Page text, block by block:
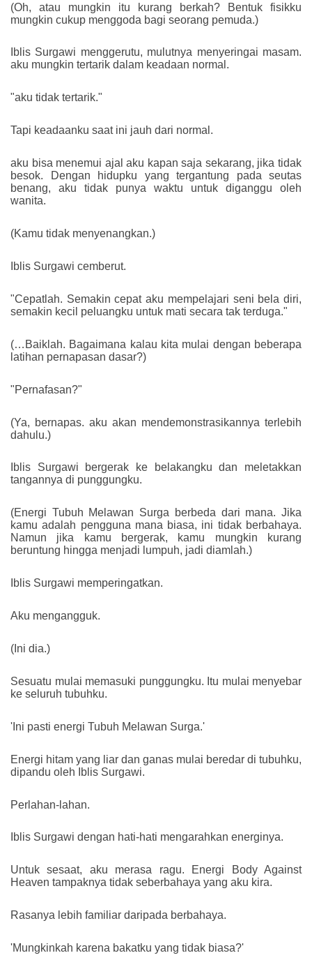
(Oh, atau mungkin itu kurang berkah? Bentuk fisikku
mungkin cukup menggoda bagi seorang pemuda.)
Iblis Surgawi menggerutu, mulutnya menyeringai masam.
aku mungkin tertarik dalam keadaan normal.
"aku tidak tertarik."
Tapi keadaanku saat ini jauh dari normal.
aku bisa menemui ajal aku kapan saja sekarang, jika tidak
besok. Dengan hidupku yang tergantung pada seutas
benang, aku tidak punya waktu untuk diganggu oleh
wanita.
(Kamu tidak menyenangkan.)
Iblis Surgawi cemberut.
"Cepatlah. Semakin cepat aku mempelajari seni bela diri,
semakin kecil peluangku untuk mati secara tak terduga."
(…Baiklah. Bagaimana kalau kita mulai dengan beberapa
latihan pernapasan dasar?)
"Pernafasan?"
(Ya, bernapas. aku akan mendemonstrasikannya terlebih
dahulu.)
Iblis Surgawi bergerak ke belakangku dan meletakkan
tangannya di punggungku.
(Energi Tubuh Melawan Surga berbeda dari mana. Jika
kamu adalah pengguna mana biasa, ini tidak berbahaya.
Namun jika kamu bergerak, kamu mungkin kurang
beruntung hingga menjadi lumpuh, jadi diamlah.)
Iblis Surgawi memperingatkan.
Aku mengangguk.
(Ini dia.)
Sesuatu mulai memasuki punggungku. Itu mulai menyebar
ke seluruh tubuhku.
'Ini pasti energi Tubuh Melawan Surga.'
Energi hitam yang liar dan ganas mulai beredar di tubuhku,
dipandu oleh Iblis Surgawi.
Perlahan-lahan.
Iblis Surgawi dengan hati-hati mengarahkan energinya.
Untuk sesaat, aku merasa ragu. Energi Body Against
Heaven tampaknya tidak seberbahaya yang aku kira.
Rasanya lebih familiar daripada berbahaya.
'Mungkinkah karena bakatku yang tidak biasa?'